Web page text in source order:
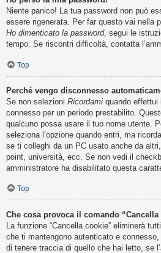
Niente panico! La tua password non può
essere rigenerata. Per far questo vai nella
Ho dimenticato la password, segui le
tempo. Se riscontri difficoltà, contatta
Top
Perché vengo disconnesso
Se non selezioni Ricordami quando
connesso per un periodo prestabilito.
qualcuno possa usare il tuo nome utente.
seleziona l’opzione quando entri, ma
se ti colleghi da un PC usato anche da
point, università, ecc. Se non vedi il
amministratore ha disabilitato questa
Top
Che cosa provoca il comando “Cancella
La funzione “Cancella cookie” eliminerà
che ti mantengono autenticato e
di tenere traccia di quello che hai letto, se